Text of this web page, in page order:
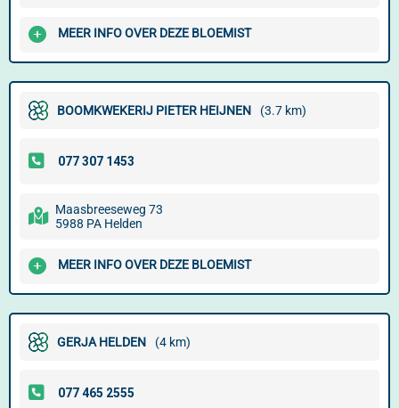
MEER INFO OVER DEZE BLOEMIST
BOOMKWEKERIJ PIETER HEIJNEN (3.7 km)
Maasbreeseweg 73
5988 PA Helden
MEER INFO OVER DEZE BLOEMIST
GERJA HELDEN (4 km)